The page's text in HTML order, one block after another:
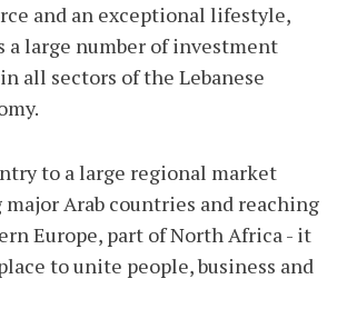
and an exceptional lifestyle,
a large number of investment
all sectors of the Lebanese
to a large regional market
major Arab countries and reaching
Europe, part of North Africa - it
to unite people, business and